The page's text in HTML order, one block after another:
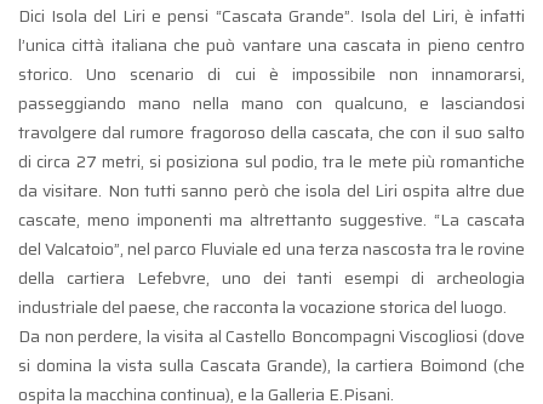
Dici Isola del Liri e pensi “Cascata Grande”. Isola del Liri, è infatti
l’unica città italiana che può vantare una cascata in pieno centro
storico. Uno scenario di cui è impossibile non innamorarsi,
passeggiando mano nella mano con qualcuno, e lasciandosi
travolgere dal rumore fragoroso della cascata, che con il suo salto
di circa 27 metri, si posiziona sul podio, tra le mete più romantiche
da visitare. Non tutti sanno però che isola del Liri ospita altre due
cascate, meno imponenti ma altrettanto suggestive. “La cascata
del Valcatoio”, nel parco Fluviale ed una terza nascosta tra le rovine
della cartiera Lefebvre, uno dei tanti esempi di archeologia
industriale del paese, che racconta la vocazione storica del luogo.
Da non perdere, la visita al Castello Boncompagni Viscogliosi (dove
si domina la vista sulla Cascata Grande), la cartiera Boimond (che
ospita la macchina continua), e la Galleria E.Pisani.